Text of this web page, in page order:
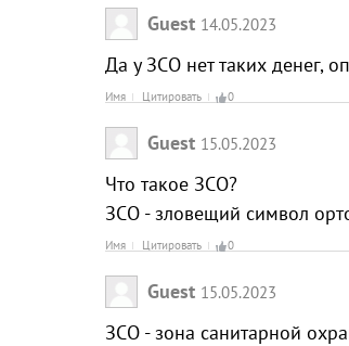
Guest 14.05.2023
Да у ЗСО нет таких денег,
Имя Цитировать 0
Guest 15.05.2023
Что такое ЗСО?
ЗСО - зловещий символ
Имя Цитировать 0
Guest 15.05.2023
ЗСО - зона санитарной